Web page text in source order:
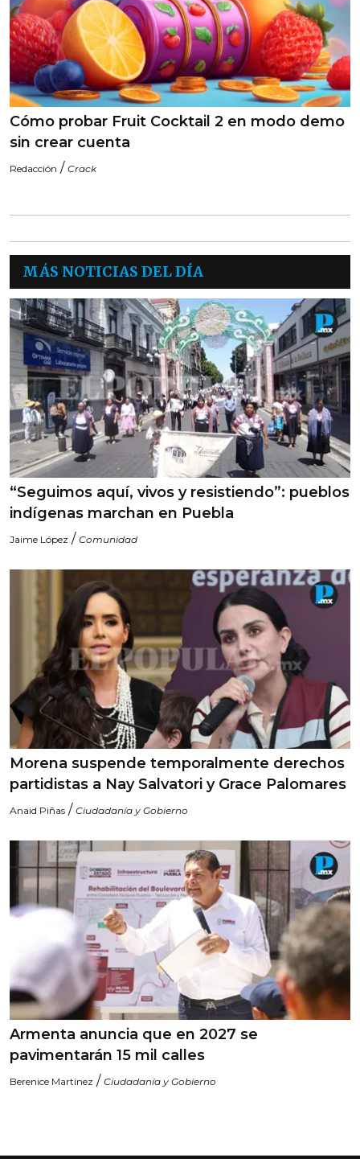
Cómo probar Fruit Cocktail 2 en modo demo
sin crear cuenta
Redacción / Crack
MÁS NOTICIAS DEL DÍA
“Seguimos aquí, vivos y resistiendo”: pueblos
indígenas marchan en Puebla
Jaime López / Comunidad
Morena suspende temporalmente derechos
partidistas a Nay Salvatori y Grace Palomares
Anaid Piñas / Ciudadanía y Gobierno
Armenta anuncia que en 2027 se
pavimentarán 15 mil calles
Berenice Martinez / Ciudadanía y Gobierno